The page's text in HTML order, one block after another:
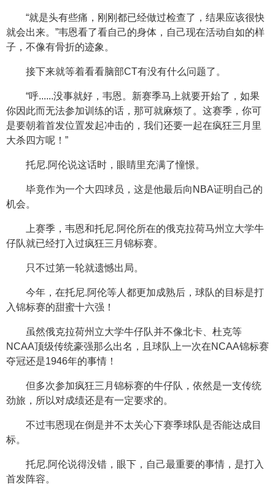
“就是头有些痛，刚刚都已经做过检查了，结果应该很快
就会出来。”韦恩看了看自己的身体，自己现在活动自如的样
子，不像有骨折的迹象。
接下来就等着看看脑部CT有没有什么问题了。
“呼......没事就好，韦恩。新赛季马上就要开始了，如果
你因此而无法参加训练的话，那可就麻烦了。这赛季，你可
是要朝着首发位置发起冲击的，我们还要一起在疯狂三月里
大杀四方呢！”
托尼.阿伦说这话时，眼睛里充满了憧憬。
毕竟作为一个大四球员，这是他最后向NBA证明自己的
机会。
上赛季，韦恩和托尼.阿伦所在的俄克拉荷马州立大学牛
仔队就已经打入过疯狂三月锦标赛。
只不过第一轮就遗憾出局。
今年，在托尼.阿伦等人都更加成熟后，球队的目标是打
入锦标赛的甜蜜十六强！
虽然俄克拉荷州立大学牛仔队并不像北卡、杜克等
NCAA顶级传统豪强那么出名，且球队上一次在NCAA锦标赛
夺冠还是1946年的事情！
但多次参加疯狂三月锦标赛的牛仔队，依然是一支传统
劲旅，所以对成绩还是有一定要求的。
不过韦恩现在倒是并不太关心下赛季球队是否能达成目
标。
托尼.阿伦说得没错，眼下，自己最重要的事情，是打入
首发阵容。